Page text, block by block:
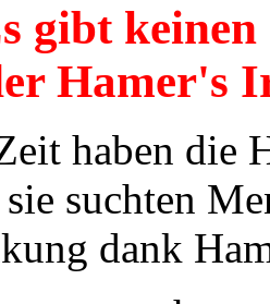
gibt keinen
Hamer's
haben die
suchten
dank